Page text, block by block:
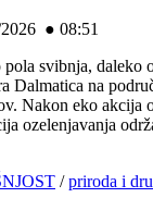
● 08:51
svibnja, daleko
Dalmatica na
Nakon eko akcija
ozelenjavanja
/priroda i